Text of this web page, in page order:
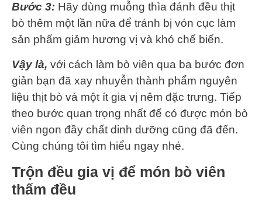
Bước 3: Hãy dùng muỗng thìa đánh đều thịt
bò thêm một lần nữa để tránh bị vón cục làm
sản phẩm giảm hương vị và khó chế biến.
Vậy là, với cách làm bò viên qua ba bước đơn
giản bạn đã xay nhuyễn thành phẩm nguyên
liệu thịt bò và một ít gia vị nêm đặc trưng. Tiếp
theo bước quan trọng nhất để có được món bò
viên ngon đầy chất dinh dưỡng cũng đã đến.
Cùng chúng tôi tìm hiểu ngay nhé.
Trộn đều gia vị để món bò viên
thấm đều